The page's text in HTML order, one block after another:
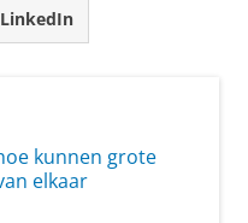
LinkedIn
kunnen grote
elkaar